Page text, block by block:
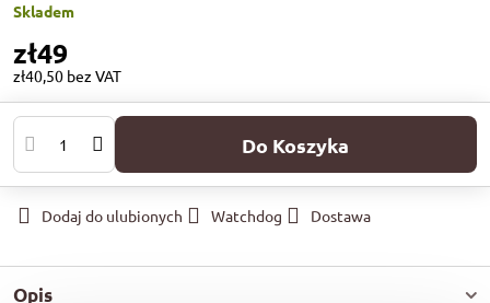
Skladem
zł49
zł40,50 bez VAT
Do Koszyka
Dodaj do ulubionych Watchdog Dostawa
Opis